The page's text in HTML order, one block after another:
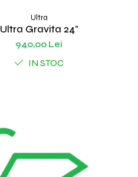
Ultra
Ultra Gravita 24"
940,00 Lei
IN STOC